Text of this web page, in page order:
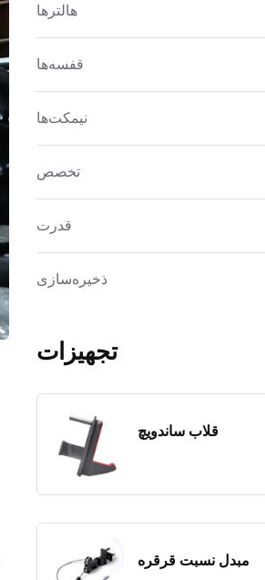
هالترها
قفسه‌ها
نیمکت‌ها
تخصص
قدرت
ذخیره‌سازی
تجهیزات
قلاب ساندویچ
مبدل نسبت قرقره